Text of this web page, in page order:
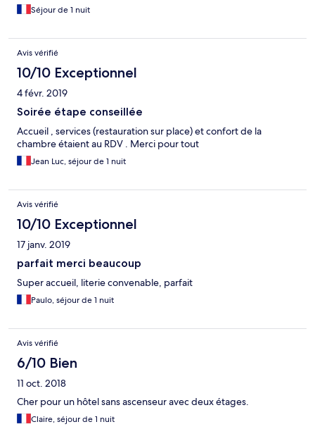
Séjour de 1 nuit
Avis vérifié
10/10 Exceptionnel
4 févr. 2019
Soirée étape conseillée
Accueil , services (restauration sur place) et confort de la
chambre étaient au RDV . Merci pour tout
Jean Luc, séjour de 1 nuit
Avis vérifié
10/10 Exceptionnel
17 janv. 2019
parfait merci beaucoup
Super accueil, literie convenable, parfait
Paulo, séjour de 1 nuit
Avis vérifié
6/10 Bien
11 oct. 2018
Cher pour un hôtel sans ascenseur avec deux étages.
Claire, séjour de 1 nuit